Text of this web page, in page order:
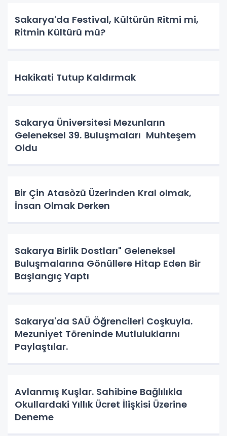
Sakarya'da Festival, Kültürün Ritmi mi,
Ritmin Kültürü mü?
Hakikati Tutup Kaldırmak
Sakarya Üniversitesi Mezunların
Geleneksel 39. Buluşmaları Muhteşem
Oldu
Bir Çin Atasòzü Üzerinden Kral olmak,
İnsan Olmak Derken
Sakarya Birlik Dostları" Geleneksel
Buluşmalarına Gönüllere Hitap Eden Bir
Başlangıç Yaptı
Sakarya'da SAÜ Öğrencileri Coşkuyla.
Mezuniyet Töreninde Mutluluklarını
Paylaştılar.
Avlanmış Kuşlar. Sahibine Bağlılıkla
Okullardaki Yıllık Ücret İlişkisi Üzerine
Deneme